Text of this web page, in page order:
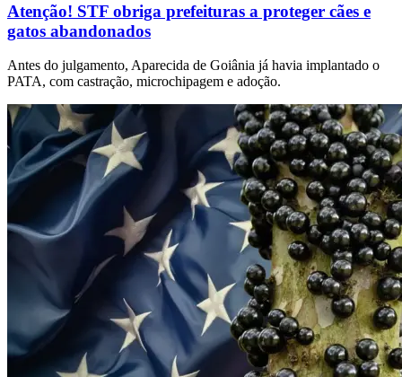
Atenção! STF obriga prefeituras a proteger cães e
gatos abandonados
Antes do julgamento, Aparecida de Goiânia já havia implantado o
PATA, com castração, microchipagem e adoção.